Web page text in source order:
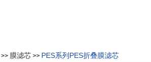
>> 膜滤芯 >> PES系列PES折叠膜滤芯